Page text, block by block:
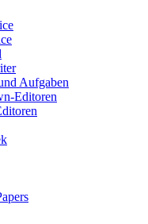
Aufgaben
Editoren